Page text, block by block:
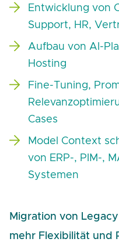
Entwicklung von
Support, HR,
Aufbau von AI-
Hosting
Fine-Tuning,
Cases
Model Context
von ERP-, PIM-,
Systemen
Migration von
mehr Flexibilität und